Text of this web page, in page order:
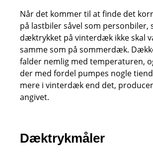
Når det kommer til at finde det
på lastbiler såvel som personbiler,
dæktrykket på vinterdæk ikke skal
samme som på sommerdæk.
falder nemlig med temperaturen,
der med fordel pumpes nogle
mere i vinterdæk end det,
angivet.
Dæktrykmåler